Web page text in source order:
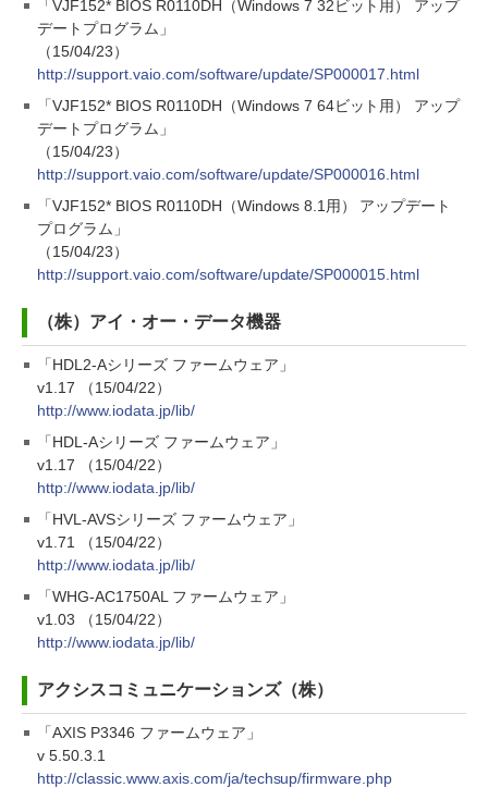
「VJF152* BIOS R0110DH（Windows 7 32ビット用） アップ
デートプログラム」
（15/04/23）
http://support.vaio.com/software/update/SP000017.html
「VJF152* BIOS R0110DH（Windows 7 64ビット用） アップ
デートプログラム」
（15/04/23）
http://support.vaio.com/software/update/SP000016.html
「VJF152* BIOS R0110DH（Windows 8.1用） アップデート
プログラム」
（15/04/23）
http://support.vaio.com/software/update/SP000015.html
（株）アイ・オー・データ機器
「HDL2-Aシリーズ ファームウェア」
v1.17 （15/04/22）
http://www.iodata.jp/lib/
「HDL-Aシリーズ ファームウェア」
v1.17 （15/04/22）
http://www.iodata.jp/lib/
「HVL-AVSシリーズ ファームウェア」
v1.71 （15/04/22）
http://www.iodata.jp/lib/
「WHG-AC1750AL ファームウェア」
v1.03 （15/04/22）
http://www.iodata.jp/lib/
アクシスコミュニケーションズ（株）
「AXIS P3346 ファームウェア」
v 5.50.3.1
http://classic.www.axis.com/ja/techsup/firmware.php